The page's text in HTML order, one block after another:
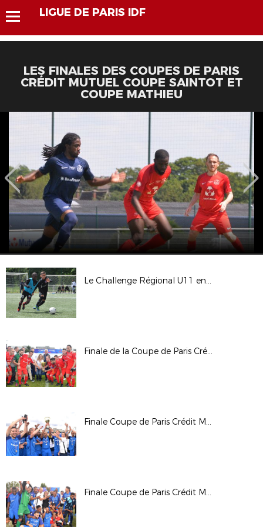
LIGUE DE PARIS IDF
LES FINALES DES COUPES DE PARIS
CRÉDIT MUTUEL COUPE SAINTOT ET
COUPE MATHIEU
Le Challenge Régional U11 en images
Finale de la Coupe de Paris Crédit Mutuel IDF CDM
Finale Coupe de Paris Crédit Mutuel IDF Foot Entreprise Samedi Après-Midi
Finale Coupe de Paris Crédit Mutuel IDF Anciens